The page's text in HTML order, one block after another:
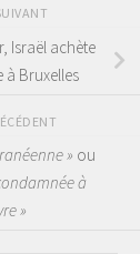
Israël achète
à Bruxelles
» ou
à
»